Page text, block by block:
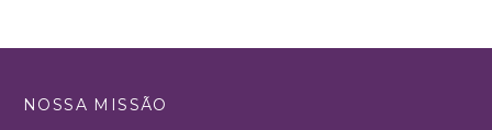
NOSSA MISSÃO